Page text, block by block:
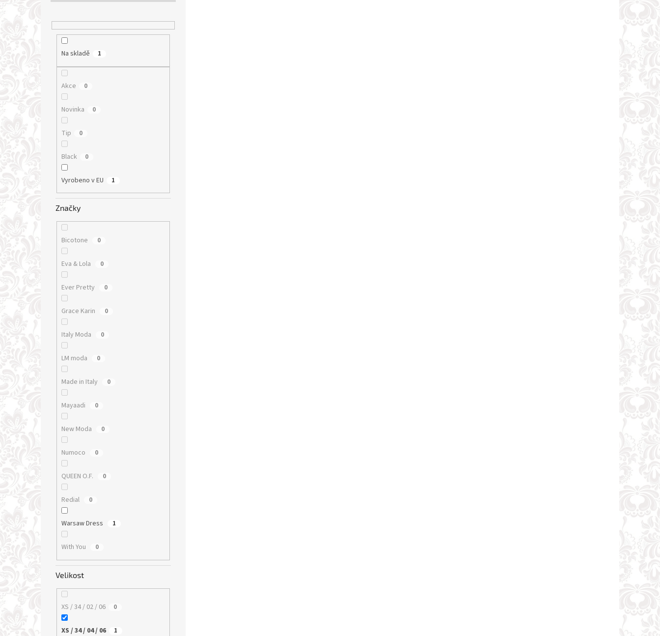
Na skladě 1
Akce 0
Novinka 0
Tip 0
Black 0
Vyrobeno v EU 1
Značky
Bicotone 0
Eva & Lola 0
Ever Pretty 0
Grace Karin 0
Italy Moda 0
LM moda 0
Made in Italy 0
Mayaadi 0
New Moda 0
Numoco 0
QUEEN O.F. 0
Redial 0
Warsaw Dress 1
With You 0
Velikost
XS / 34 / 02 / 06 0
XS / 34 / 04 / 06 1